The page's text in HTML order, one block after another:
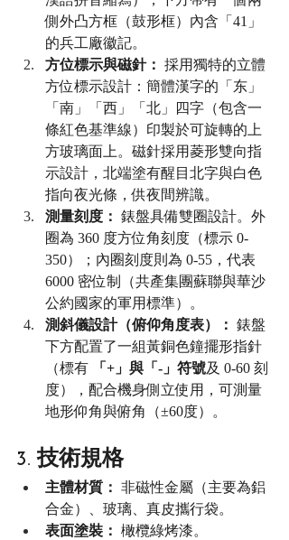
側外凸方框（鼓形框）內含「41」
的兵工廠徽記。
方位標示與磁針： 採用獨特的立體
方位標示設計：簡體漢字的「东」
「南」「西」「北」四字（包含一
條紅色基準線）印製於可旋轉的上
方玻璃面上。磁針採用菱形雙向指
示設計，北端塗有醒目北字與白色
指向夜光條，供夜間辨識。
測量刻度： 錶盤具備雙圈設計。外
圈為 360 度方位角刻度（標示 0-
350）；內圈刻度則為 0-55，代表
6000 密位制（共產集團蘇聯與華沙
公約國家的軍用標準）。
測斜儀設計（俯仰角度表）： 錶盤
下方配置了一組黃銅色鐘擺形指針
（標有
「+」與「-」符號及 0-60 刻
度），配合機身側立使用，可測量
地形仰角與俯角（±60度）。
3. 技術規格
主體材質： 非磁性金屬（主要為鋁
合金）、玻璃、真皮攜行袋。
表面塗裝： 橄欖綠烤漆。